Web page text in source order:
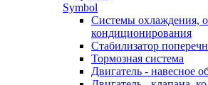
Symbol
Системы охлаждения,
кондиционирования
Стабилизатор
Тормозная система
Двигатель - навесное